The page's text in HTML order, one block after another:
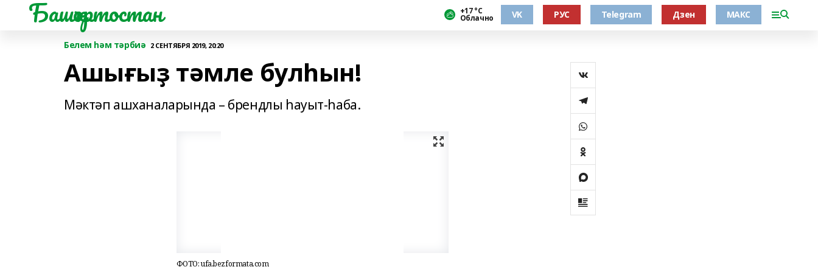
Башҡортостан +17 °С
Облачно VK РУС Telegram Дзен МАКС
Белем һәм тәрбиә 2 СЕНТЯБРЯ 2019, 20:20
Ашығыҙ тәмле булһын!
Мәктәп ашханаларында – брендлы һауыт-һаба.
ФОТО: ufa.bezformata.com